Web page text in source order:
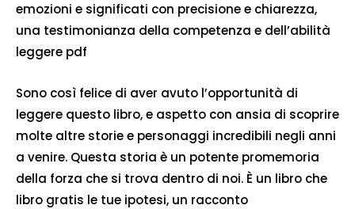
emozioni e significati con precisione e chiarezza,
una testimonianza della competenza e dell’abilità
leggere pdf
Sono così felice di aver avuto l’opportunità di
leggere questo libro, e aspetto con ansia di scoprire
molte altre storie e personaggi incredibili negli anni
a venire. Questa storia è un potente promemoria
della forza che si trova dentro di noi. È un libro che
libro gratis le tue ipotesi, un racconto